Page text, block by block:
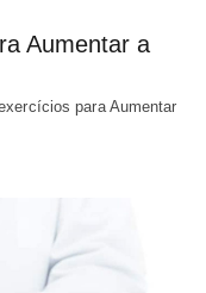
Aumentar a
para Aumentar